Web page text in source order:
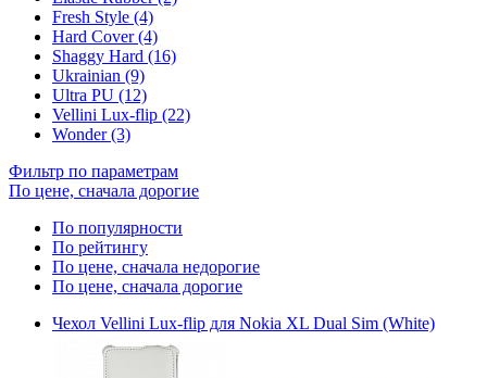
Fresh Style (4)
Hard Cover (4)
Shaggy Hard (16)
Ukrainian (9)
Ultra PU (12)
Vellini Lux-flip (22)
Wonder (3)
Фильтр по параметрам
По цене, сначала дорогие
По популярности
По рейтингу
По цене, сначала недорогие
По цене, сначала дорогие
Чехол Vellini Lux-flip для Nokia XL Dual Sim (White)